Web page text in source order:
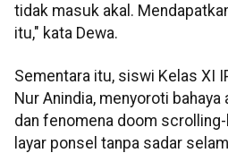
tidak masuk akal.
itu," kata Dewa.
Sementara itu, siswi Kelas XI
Nur Anindia, menyoroti
dan fenomena doom
layar ponsel tanpa sadar